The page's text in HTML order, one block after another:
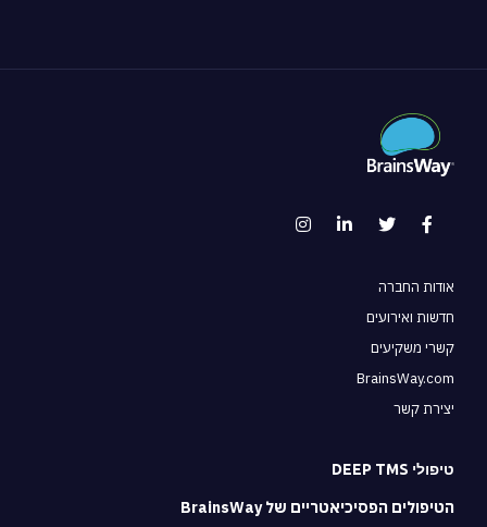
אודות החברה
חדשות ואירועים
קשרי משקיעים
BrainsWay.com
יצירת קשר
טיפולי DEEP TMS
הטיפולים הפסיכיאטריים של BrainsWay